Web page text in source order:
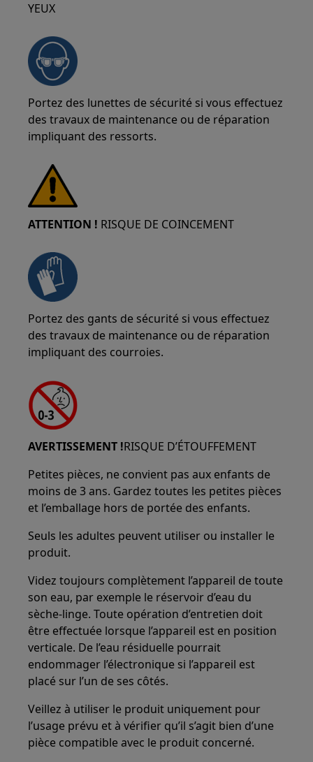
YEUX
Portez des lunettes de sécurité si vous effectuez
des travaux de maintenance ou de réparation
impliquant des ressorts.
ATTENTION ! RISQUE DE COINCEMENT
Portez des gants de sécurité si vous effectuez
des travaux de maintenance ou de réparation
impliquant des courroies.
AVERTISSEMENT !RISQUE D’ÉTOUFFEMENT
Petites pièces, ne convient pas aux enfants de
moins de 3 ans. Gardez toutes les petites pièces
et l’emballage hors de portée des enfants.
Seuls les adultes peuvent utiliser ou installer le
produit.
Videz toujours complètement l’appareil de toute
son eau, par exemple le réservoir d’eau du
sèche-linge. Toute opération d’entretien doit
être effectuée lorsque l’appareil est en position
verticale. De l’eau résiduelle pourrait
endommager l’électronique si l’appareil est
placé sur l’un de ses côtés.
Veillez à utiliser le produit uniquement pour
l’usage prévu et à vérifier qu’il s’agit bien d’une
pièce compatible avec le produit concerné.